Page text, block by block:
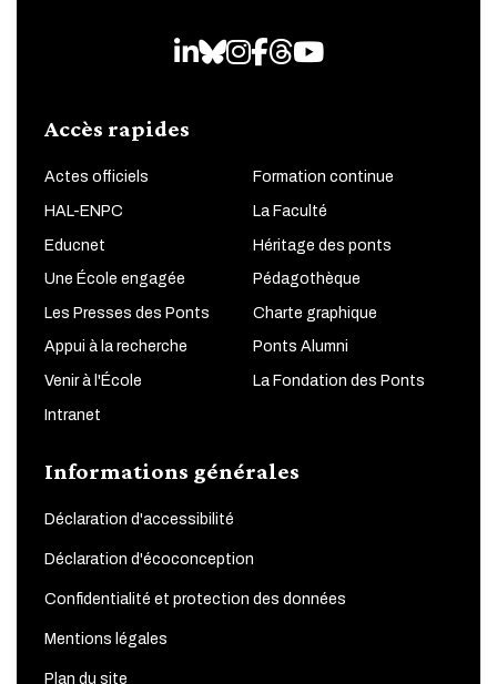
LinkedIn
Bluesky
Instagram
Facebook
Threads
Youtube
Accès rapides
Actes officiels Formation continue
HAL-ENPC La Faculté
Educnet Héritage des ponts
Une École engagée Pédagothèque
Les Presses des Ponts Charte graphique
Appui à la recherche Ponts Alumni
Venir à l'École La Fondation des Ponts
Intranet
Informations générales
Déclaration d'accessibilité
Déclaration d'écoconception
Confidentialité et protection des données
Mentions légales
Plan du site